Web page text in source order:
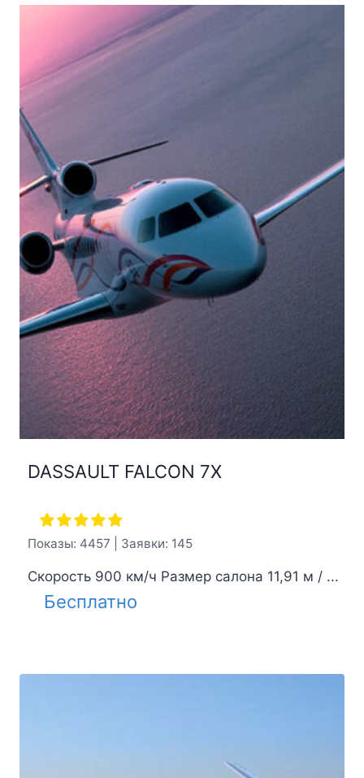
DASSAULT FALCON 7X
Показы: 4457 | Заявки: 145
Скорость 900 км/ч Размер салона 11,91 м / ...
Бесплатно